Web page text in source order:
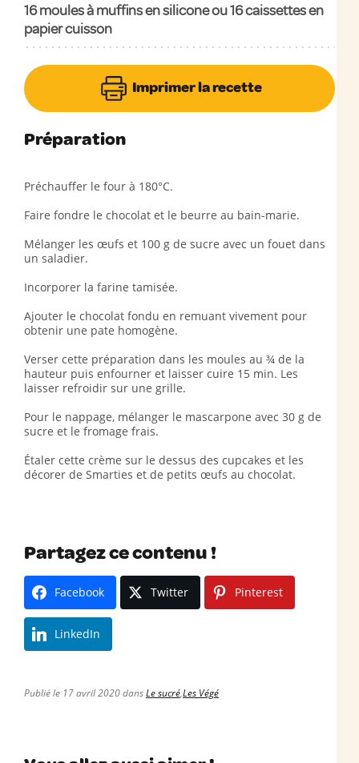
16 moules à muffins en silicone ou 16 caissettes en
papier cuisson
Imprimer la recette
Préparation
Préchauffer le four à 180°C.
Faire fondre le chocolat et le beurre au bain-marie.
Mélanger les œufs et 100 g de sucre avec un fouet dans
un saladier.
Incorporer la farine tamisée.
Ajouter le chocolat fondu en remuant vivement pour
obtenir une pate homogène.
Verser cette préparation dans les moules au ¾ de la
hauteur puis enfourner et laisser cuire 15 min. Les
laisser refroidir sur une grille.
Pour le nappage, mélanger le mascarpone avec 30 g de
sucre et le fromage frais.
Étaler cette crème sur le dessus des cupcakes et les
décorer de Smarties et de petits œufs au chocolat.
Partagez ce contenu !
Facebook Twitter Pinterest
LinkedIn
Publié le 17 avril 2020 dansLe sucré,Les Végé